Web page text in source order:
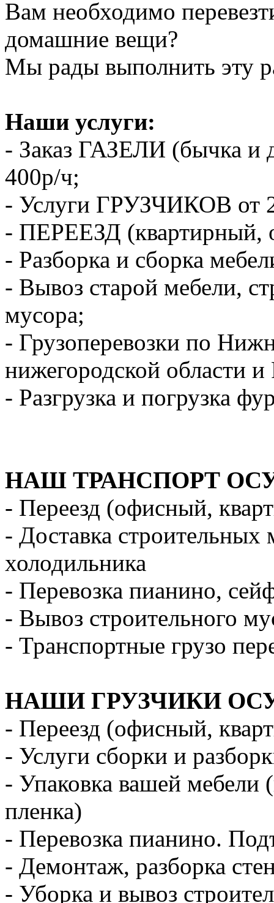
Вам необходимо
домашние вещи?
Мы рады выполнить эту
Наши услуги:
- Заказ ГАЗЕЛИ (бычка и
400р/ч;
- Услуги ГРУЗЧИКОВ от
- ПЕРЕЕЗД (квартирный,
- Разборка и сборка
- Вывоз старой мебели,
мусора;
- Грузоперевозки по
нижегородской области и
- Разгрузка и погрузка
НАШ ТРАНСПОРТ
- Переезд (офисный,
- Доставка
холодильника
- Перевозка пианино,
- Вывоз строительного
- Транспортные грузо
НАШИ ГРУЗЧИКИ
- Переезд (офисный,
- Услуги сборки и
- Упаковка вашей мебели
пленка)
- Перевозка пианино.
- Демонтаж, разборка
- Уборка и вывоз